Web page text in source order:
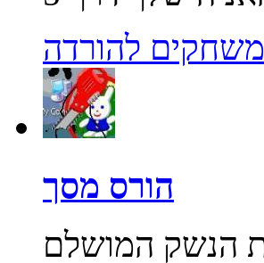
משחקים להורדה
הורס מסך